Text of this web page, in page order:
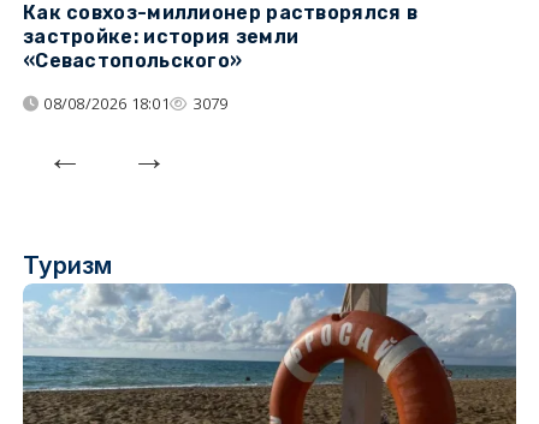
Как совхоз-миллионер растворялся в
застройке: история земли
«Севастопольского»
08/08/2026 18:01 3079
Туризм